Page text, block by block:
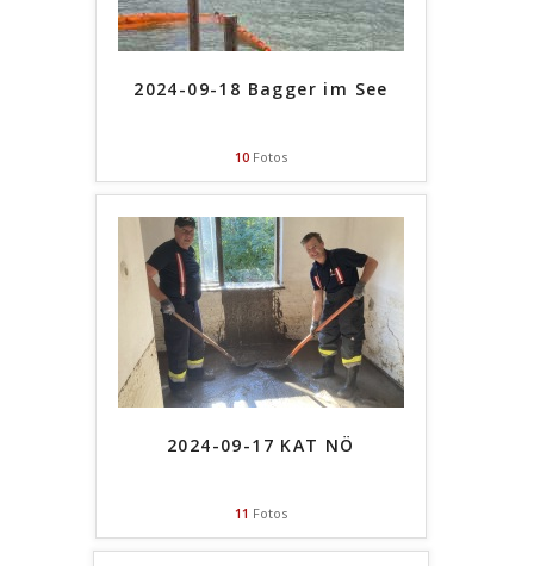
2024-09-18 Bagger im See
10Fotos
2024-09-17 KAT NÖ
11 Fotos